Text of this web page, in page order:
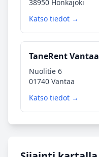
38950 Honkajoki
Katso tiedot →
TaneRent Vantaa
Nuolitie 6
01740 Vantaa
Katso tiedot →